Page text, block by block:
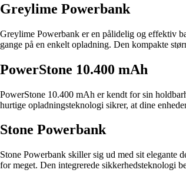
Greylime Powerbank
Greylime Powerbank er en pålidelig og effektiv
gange på en enkelt opladning. Den kompakte
PowerStone 10.400 mAh
PowerStone 10.400 mAh er kendt for sin
hurtige opladningsteknologi sikrer, at dine
Stone Powerbank
Stone Powerbank skiller sig ud med sit elegante
for meget. Den integrerede sikkerhedsteknologi